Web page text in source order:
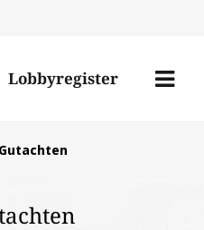
Lobbyregister
Menü